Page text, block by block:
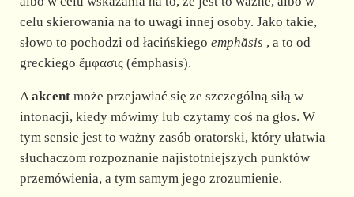
e
o
celu skierowania na to uwagi innej osoby. Jako takie,
słowo to pochodzi od łacińskiego emphăsis , a to od
greckiego ἔμφασις (émphasis).
Aakcentmoże przejawiać się ze szczególną siłą w
intonacji, kiedy mówimy lub czytamy coś na głos. W
tym sensie jest to ważny zasób oratorski, który ułatwia
słuchaczom rozpoznanie najistotniejszych punktów
przemówienia, a tym samym jego zrozumienie.